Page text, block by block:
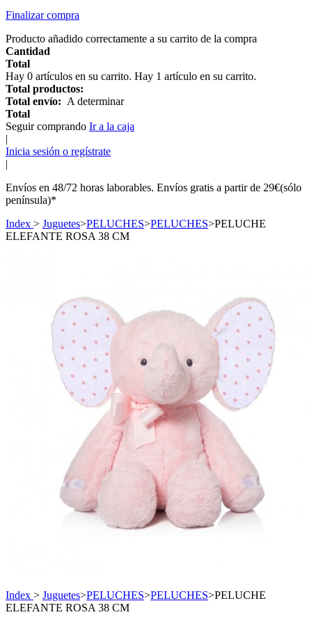
Finalizar compra
Producto añadido correctamente a su carrito de la compra
Cantidad
Total
Hay 0 artículos en su carrito. Hay 1 artículo en su carrito.
Total productos:
Total envío: A determinar
Total
Seguir comprando Ir a la caja
|
Inicia sesión o regístrate
|
Envíos en 48/72 horas laborables. Envíos gratis a partir de 29€(sólo
península)*
Index > Juguetes>PELUCHES>PELUCHES>PELUCHE
ELEFANTE ROSA 38 CM
Index > Juguetes>PELUCHES>PELUCHES>PELUCHE
ELEFANTE ROSA 38 CM